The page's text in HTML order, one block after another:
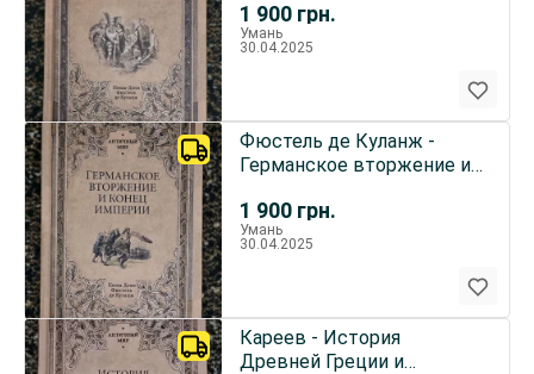
1 900 грн.
Умань
30.04.2025
1 900 грн.
Фюстель де Куланж -
Германское вторжение и
Умань
30.04.2025
Кареев - История
Древней Греции и